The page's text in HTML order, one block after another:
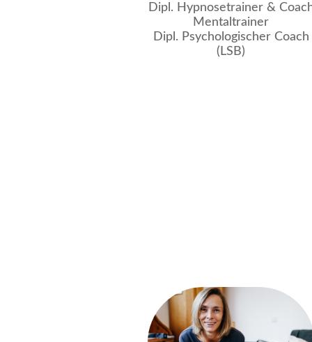
Dipl. Hypnosetrainer &
Mentaltrainer
Dipl. Psychologischer Coach
(LSB)